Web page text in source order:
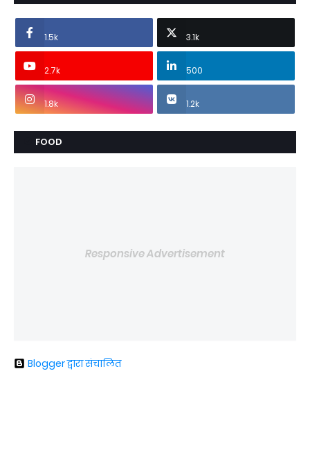
1.5k 3.1k
2.7k 500
1.8k 1.2k
FOOD
Responsive Advertisement
Blogger द्वारा संचालित